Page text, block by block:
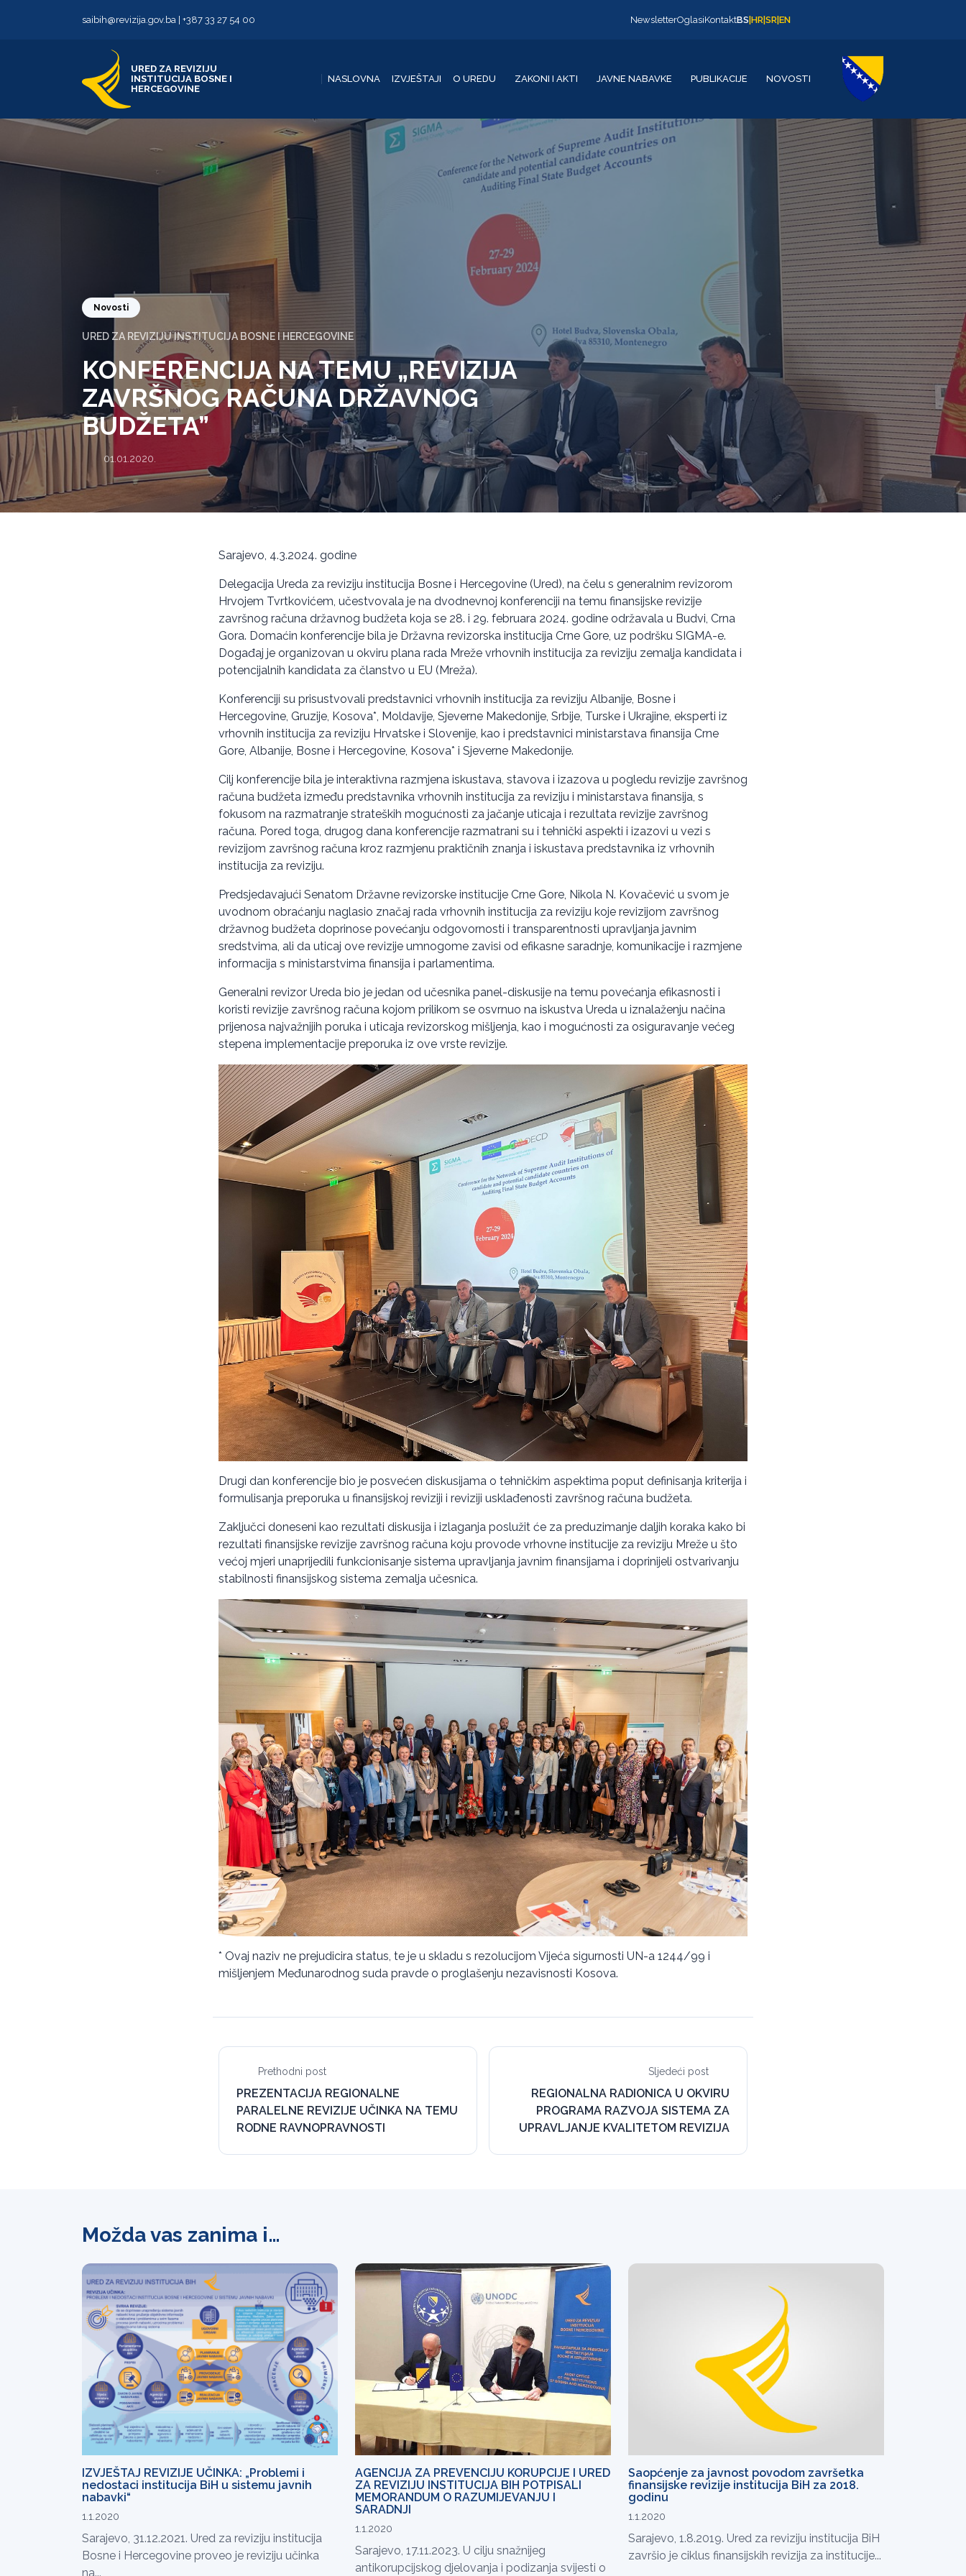
saibih@revizija.gov.ba +387 33 27 54 00 NewsletterOglasiKontaktBS HR SR EN
URED ZA REVIZIJU
INSTITUCIJA BOSNE I
HERCEGOVINE
NASLOVNA IZVJEŠTAJI O UREDU ZAKONI I AKTI JAVNE NABAVKE PUBLIKACIJE NOVOSTI
Novosti
URED ZA REVIZIJU INSTITUCIJA BOSNE I HERCEGOVINE
KONFERENCIJA NA TEMU „REVIZIJA
ZAVRŠNOG RAČUNA DRŽAVNOG
BUDŽETA”
01.01.2020.
Sarajevo, 4.3.2024. godine
Delegacija Ureda za reviziju institucija Bosne i Hercegovine (Ured), na čelu s generalnim revizorom
Hrvojem Tvrtkovićem, učestvovala je na dvodnevnoj konferenciji na temu finansijske revizije
završnog računa državnog budžeta koja se 28. i 29. februara 2024. godine održavala u Budvi, Crna
Gora. Domaćin konferencije bila je Državna revizorska institucija Crne Gore, uz podršku SIGMA-e.
Događaj je organizovan u okviru plana rada Mreže vrhovnih institucija za reviziju zemalja kandidata i
potencijalnih kandidata za članstvo u EU (Mreža).
Konferenciji su prisustvovali predstavnici vrhovnih institucija za reviziju Albanije, Bosne i
Hercegovine, Gruzije, Kosova*, Moldavije, Sjeverne Makedonije, Srbije, Turske i Ukrajine, eksperti iz
vrhovnih institucija za reviziju Hrvatske i Slovenije, kao i predstavnici ministarstava finansija Crne
Gore, Albanije, Bosne i Hercegovine, Kosova* i Sjeverne Makedonije.
Cilj konferencije bila je interaktivna razmjena iskustava, stavova i izazova u pogledu revizije završnog
računa budžeta između predstavnika vrhovnih institucija za reviziju i ministarstava finansija, s
fokusom na razmatranje strateških mogućnosti za jačanje uticaja i rezultata revizije završnog
računa. Pored toga, drugog dana konferencije razmatrani su i tehnički aspekti i izazovi u vezi s
revizijom završnog računa kroz razmjenu praktičnih znanja i iskustava predstavnika iz vrhovnih
institucija za reviziju.
Predsjedavajući Senatom Državne revizorske institucije Crne Gore, Nikola N. Kovačević u svom je
uvodnom obraćanju naglasio značaj rada vrhovnih institucija za reviziju koje revizijom završnog
državnog budžeta doprinose povećanju odgovornosti i transparentnosti upravljanja javnim
sredstvima, ali da uticaj ove revizije umnogome zavisi od efikasne saradnje, komunikacije i razmjene
informacija s ministarstvima finansija i parlamentima.
Generalni revizor Ureda bio je jedan od učesnika panel-diskusije na temu povećanja efikasnosti i
koristi revizije završnog računa kojom prilikom se osvrnuo na iskustva Ureda u iznalaženju načina
prijenosa najvažnijih poruka i uticaja revizorskog mišljenja, kao i mogućnosti za osiguravanje većeg
stepena implementacije preporuka iz ove vrste revizije.
Drugi dan konferencije bio je posvećen diskusijama o tehničkim aspektima poput definisanja kriterija i
formulisanja preporuka u finansijskoj reviziji i reviziji usklađenosti završnog računa budžeta.
Zaključci doneseni kao rezultati diskusija i izlaganja poslužit će za preduzimanje daljih koraka kako bi
rezultati finansijske revizije završnog računa koju provode vrhovne institucije za reviziju Mreže u što
većoj mjeri unaprijedili funkcionisanje sistema upravljanja javnim finansijama i doprinijeli ostvarivanju
stabilnosti finansijskog sistema zemalja učesnica.
* Ovaj naziv ne prejudicira status, te je u skladu s rezolucijom Vijeća sigurnosti UN-a 1244/99 i
mišljenjem Međunarodnog suda pravde o proglašenju nezavisnosti Kosova.
Prethodni post
PREZENTACIJA REGIONALNE
PARALELNE REVIZIJE UČINKA NA TEMU
RODNE RAVNOPRAVNOSTI
Sljedeći post
REGIONALNA RADIONICA U OKVIRU
PROGRAMA RAZVOJA SISTEMA ZA
UPRAVLJANJE KVALITETOM REVIZIJA
Možda vas zanima i…
IZVJEŠTAJ REVIZIJE UČINKA: „Problemi i
nedostaci institucija BiH u sistemu javnih
nabavki“
1.1.2020
Sarajevo, 31.12.2021. Ured za reviziju institucija
Bosne i Hercegovine proveo je reviziju učinka
na...
AGENCIJA ZA PREVENCIJU KORUPCIJE I URED
ZA REVIZIJU INSTITUCIJA BIH POTPISALI
MEMORANDUM O RAZUMIJEVANJU I
SARADNJI
1.1.2020
Sarajevo, 17.11.2023. U cilju snažnijeg
antikorupcijskog djelovanja i podizanja svijesti o
Saopćenje za javnost povodom završetka
finansijske revizije institucija BiH za 2018.
godinu
1.1.2020
Sarajevo, 1.8.2019. Ured za reviziju institucija BiH
završio je ciklus finansijskih revizija za institucije...